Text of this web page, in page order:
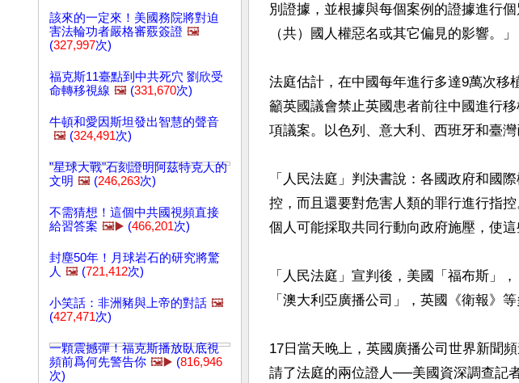
該來的一定來！美國務院將對迫
害法輪功者嚴格審覈簽證 🖼️
(327,997次)
福克斯11臺點到中共死穴 劉欣受
命轉移視線 🖼️ (331,670次)
牛頓和愛因斯坦發出智慧的聲音
🖼️ (324,491次)
"星球大戰"石刻證明阿茲特克人的
文明 🖼️ (246,263次)
不需猜想！這個中共國視頻直接
給習答案 🖼️▶️ (466,201次)
封塵50年！月球岩石的研究將驚
人 🖼️ (721,412次)
小笑話：非洲豬與上帝的對話 🖼️
(427,471次)
一顆震撼彈！福克斯播放臥底視
頻前爲何先警告你 🖼️▶️ (816,946
次)
別證據，並根據與每個案例的證據進行
（共）國人權惡名或其它偏見的影響。」
法庭估計，在中國每年進行多達9萬次移
籲英國議會禁止英國患者前往中國進行
項議案。以色列、意大利、西班牙和臺灣
「人民法庭」判決書說：各國政府和國
控，而且還要對危害人類的罪行進行指
個人可能採取共同行動向政府施壓，使
「人民法庭」宣判後，美國「福布斯」
「澳大利亞廣播公司」，英國《衛報》
17日當天晚上，英國廣播公司世界新聞
請了法庭的兩位證人──美國資深調查記